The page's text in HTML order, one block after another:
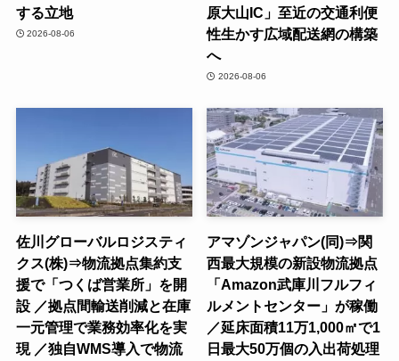
する立地
2026-08-06
原大山IC」至近の交通利便
性生かす広域配送網の構築
へ
2026-08-06
佐川グローバルロジスティ
クス(株)⇒物流拠点集約支
援で「つくば営業所」を開
設 ／拠点間輸送削減と在庫
一元管理で業務効率化を実
現 ／独自WMS導入で物流
アマゾンジャパン(同)⇒関
西最大規模の新設物流拠点
「Amazon武庫川フルフィ
ルメントセンター」が稼働
／延床面積11万1,000㎡で1
日最大50万個の入出荷処理